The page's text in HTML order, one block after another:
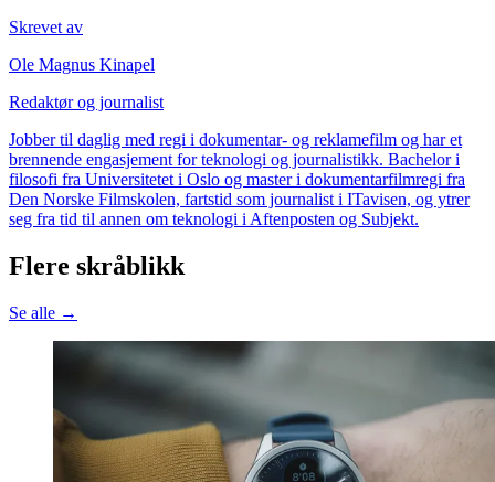
Skrevet av
Ole Magnus Kinapel
Redaktør og journalist
Jobber til daglig med regi i dokumentar- og reklamefilm og har et
brennende engasjement for teknologi og journalistikk. Bachelor i
filosofi fra Universitetet i Oslo og master i dokumentarfilmregi fra
Den Norske Filmskolen, fartstid som journalist i ITavisen, og ytrer
seg fra tid til annen om teknologi i Aftenposten og Subjekt.
Flere skråblikk
Se alle →